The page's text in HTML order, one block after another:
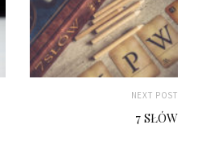
NEXT POST
7 SŁÓW